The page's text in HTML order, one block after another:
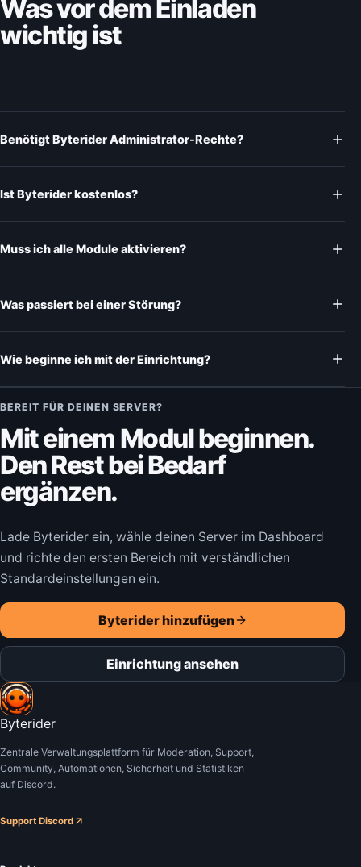
Was vor dem Einladen
wichtig ist
Benötigt Byterider Administrator-Rechte?
Ist Byterider kostenlos?
Muss ich alle Module aktivieren?
Was passiert bei einer Störung?
Wie beginne ich mit der Einrichtung?
BEREIT FÜR DEINEN SERVER?
Mit einem Modul beginnen.
Den Rest bei Bedarf
ergänzen.
Lade Byterider ein, wähle deinen Server im Dashboard
und richte den ersten Bereich mit verständlichen
Standardeinstellungen ein.
Byterider hinzufügen
Einrichtung ansehen
Byterider
Zentrale Verwaltungsplattform für Moderation, Support,
Community, Automationen, Sicherheit und Statistiken
auf Discord.
Support Discord